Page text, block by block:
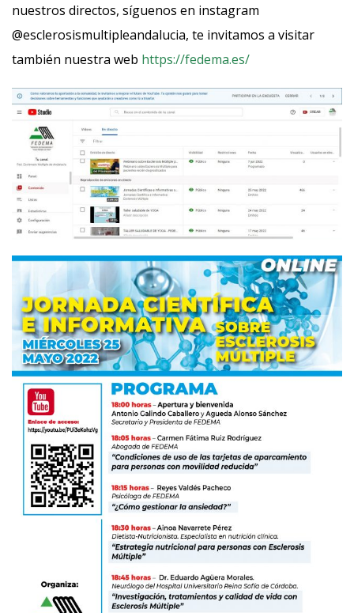
nuestros directos, síguenos en instagram
@esclerosismultipleandalucia, te invitamos a visitar
también nuestra web https://fedema.es/